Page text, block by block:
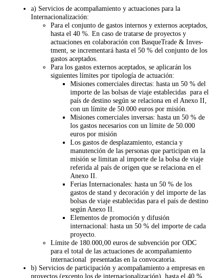
a) Servicios de acompañamiento y actuaciones para la
Internacionalización:
Para el conjunto de gastos internos y externos aceptados,
hasta el 40 %. En caso de tratarse de proyectos y
actuaciones en colaboración con BasqueTrade & Inves-
tment, se incrementará hasta el 50 % del conjunto de los
gastos aceptados.
Para los gastos externos aceptados, se aplicarán los
siguientes límites por tipología de actuación:
Misiones comerciales directas: hasta un 50 % del
importe de las bolsas de viaje establecidas para el
país de destino según se relaciona en el Anexo II,
con un límite de 50.000 euros por misión.
Misiones comerciales inversas: hasta un 50 % de
los gastos necesarios con un límite de 50.000
euros por misión
Los gastos de desplazamiento, estancia y
manutención de las personas que participan en la
misión se limitan al importe de la bolsa de viaje
referida al país de origen que se relaciona en el
Anexo II.
Ferias Internacionales: hasta un 50 % de los
gastos de stand y decoración y del importe de las
bolsas de viaje establecidas para el país de destino
según Anexo II.
Elementos de promoción y difusión
internacional: hasta un 50 % del importe de cada
proyecto.
Límite de 180.000,00 euros de subvención por ODC
para el total de las actuaciones de acompañamiento
internacional presentadas en la convocatoria.
b) Servicios de participación y acompañamiento a empresas en
proyectos (excepto los de internacionalización), hasta el 40 %